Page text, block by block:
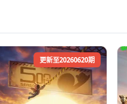
更新至20260620期